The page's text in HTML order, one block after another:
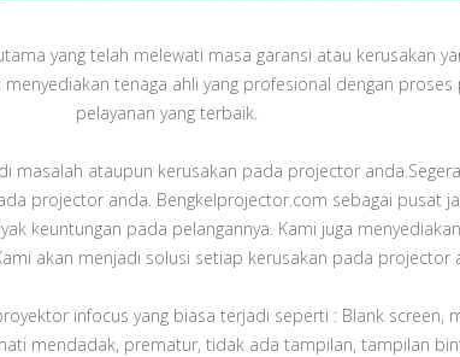
yang telah melewati masa garansi atau kerusakan
tenaga ahli yang profesional dengan
pelayanan yang terbaik.
masalah ataupun kerusakan pada projector
projector anda. Bengkelprojector.com sebagai pusat
keuntungan pada pelangannya. Kami juga
akan menjadi solusi setiap kerusakan pada projector
infocus yang biasa terjadi seperti : Blank screen,
mendadak, prematur, tidak ada tampilan, tampilan